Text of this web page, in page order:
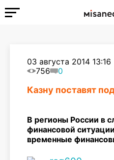
03 августа 2014 13:16
756
0
Казну поставят
В регионы России в
финансовой
временные